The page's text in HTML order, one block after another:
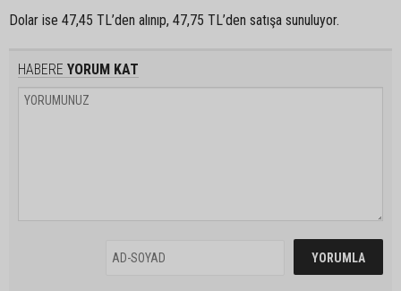
Dolar ise 47,45 TL’den alınıp, 47,75 TL’den satışa sunuluyor.
HABERE YORUM KAT